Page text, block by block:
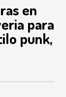
en
para
punk,